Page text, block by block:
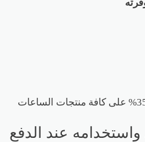
عند الدفع